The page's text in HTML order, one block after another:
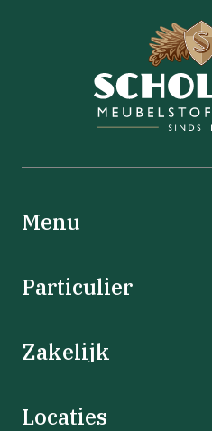
Menu
Particulier
Zakelijk
Locaties